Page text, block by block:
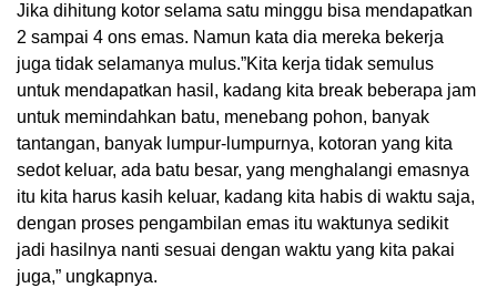
Jika dihitung kotor selama satu minggu bisa mendapatkan
2 sampai 4 ons emas. Namun kata dia mereka bekerja
juga tidak selamanya mulus.”Kita kerja tidak semulus
untuk mendapatkan hasil, kadang kita break beberapa jam
untuk memindahkan batu, menebang pohon, banyak
tantangan, banyak lumpur-lumpurnya, kotoran yang kita
sedot keluar, ada batu besar, yang menghalangi emasnya
itu kita harus kasih keluar, kadang kita habis di waktu saja,
dengan proses pengambilan emas itu waktunya sedikit
jadi hasilnya nanti sesuai dengan waktu yang kita pakai
juga,” ungkapnya.